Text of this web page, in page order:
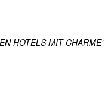
HOTELS MIT CHARME’